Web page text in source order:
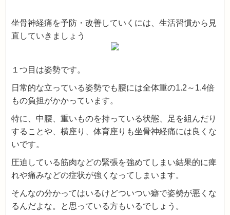
坐骨神経痛を予防・改善していくには、生活習慣から見
直していきましょう
１つ目は姿勢です。
日常的な立っている姿勢でも腰には全体重の1.2～1.4倍
もの負担がかかっています。
特に、中腰、重いものを持っている状態、足を組んだり
することや、横座り、体育座りも坐骨神経痛には良くな
いです。
圧迫している筋肉などの緊張を強めてしまい結果的に痺
れや痛みなどの症状が強くなってしまいます。
そんなの分かってはいるけどついつい癖で姿勢が悪くな
るんだよな。と思っている方もいるでしょう。